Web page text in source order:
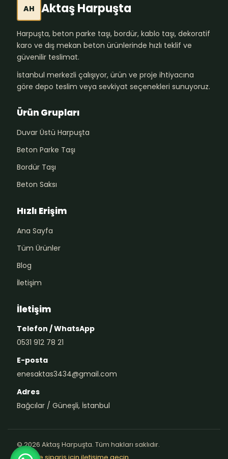
AH Aktaş Harpuşta
Harpuşta, beton parke taşı, bordür, kablo taşı, dekoratif
karo ve dış mekan beton ürünlerinde hızlı teklif ve
güvenilir teslimat.
İstanbul merkezli çalışıyor, ürün ve proje ihtiyacına
göre depo teslim veya sevkiyat seçenekleri sunuyoruz.
Ürün Grupları
Duvar Üstü Harpuşta
Beton Parke Taşı
Bordür Taşı
Beton Saksı
Hızlı Erişim
Ana Sayfa
Tüm Ürünler
Blog
İletişim
İletişim
Telefon / WhatsApp
0531 912 78 21
E-posta
enesaktas3434@gmail.com
Adres
Bağcılar / Güneşli, İstanbul
© 2026 Aktaş Harpuşta. Tüm hakları saklıdır.